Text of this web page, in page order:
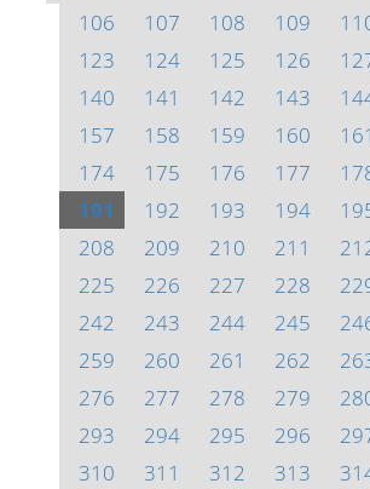
106
107 108 109
123
124 125 126
140
141 142 143
157
158 159 160 161
174
175 176 177
191
192 193 194
208
209 210 211
225
226 227 228
242
243 244 245
259
260 261 262
276
277 278 279
293
294 295 296
310
311 312 313